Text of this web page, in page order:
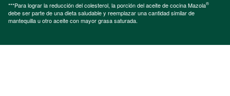
***Para lograr la reducción del colesterol, la porción del aceite de cocina Mazola®
debe ser parte de una dieta saludable y reemplazar una cantidad similar de
mantequilla u otro aceite con mayor grasa saturada.